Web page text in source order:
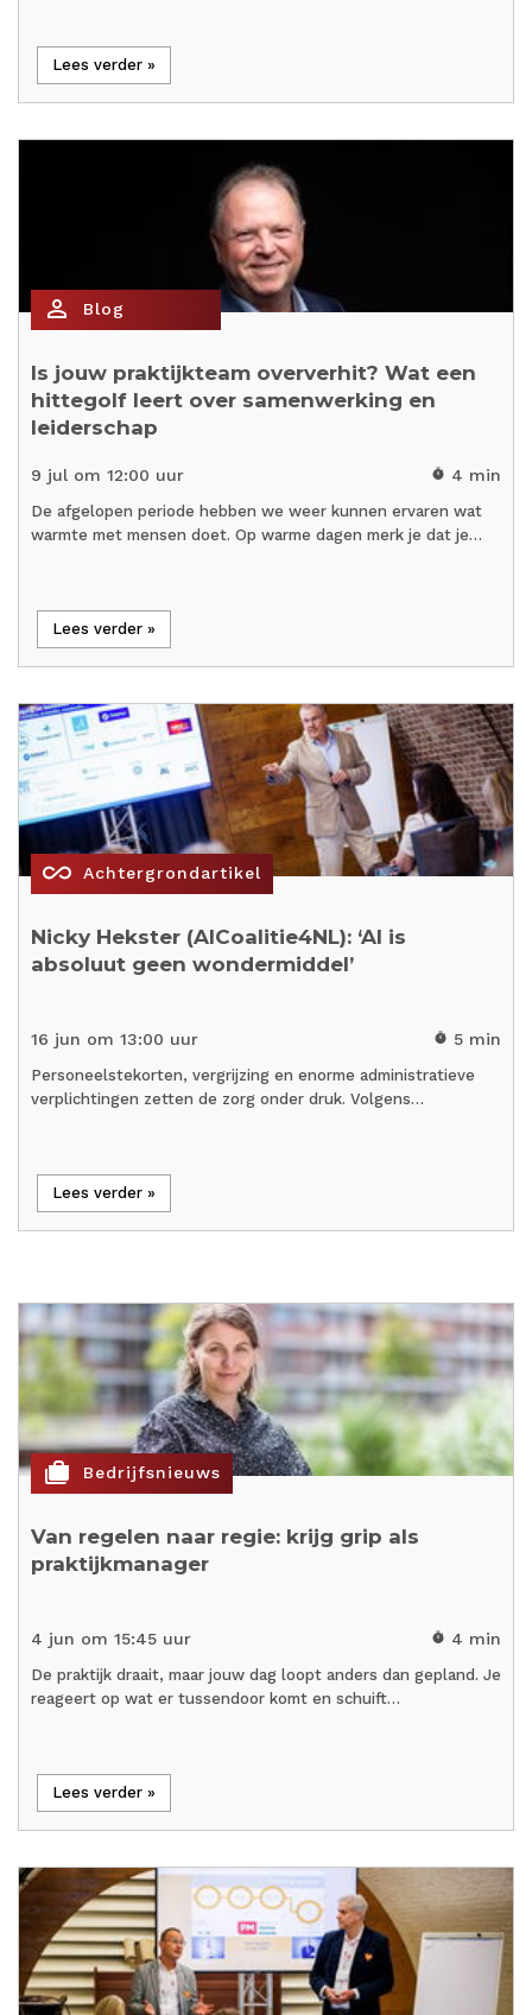
Lees verder »
person_outline Blog
Is jouw praktijkteam oververhit? Wat een
hittegolf leert over samenwerking en
leiderschap
9 jul om 12:00 uur timer 4 min
De afgelopen periode hebben we weer kunnen ervaren wat
warmte met mensen doet. Op warme dagen merk je dat je…
Lees verder »
all_inclusive Achtergrondartikel
Nicky Hekster (AICoalitie4NL): ‘AI is
absoluut geen wondermiddel’
16 jun om 13:00 uur timer 5 min
Personeelstekorten, vergrijzing en enorme administratieve
verplichtingen zetten de zorg onder druk. Volgens…
Lees verder »
cases Bedrijfsnieuws
Van regelen naar regie: krijg grip als
praktijkmanager
4 jun om 15:45 uur timer 4 min
De praktijk draait, maar jouw dag loopt anders dan gepland. Je
reageert op wat er tussendoor komt en schuift…
Lees verder »